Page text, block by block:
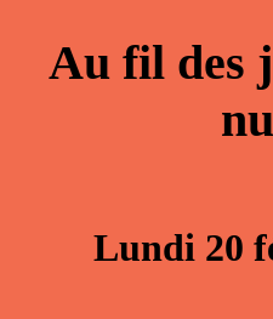
Au fil des
Lundi 20